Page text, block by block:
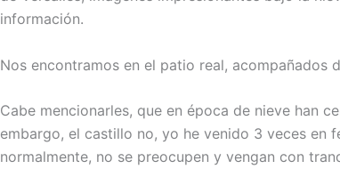
información.
Nos encontramos en el patio real, acompañados
Cabe mencionarles, que en época de nieve han
embargo, el castillo no, yo he venido 3 veces en
normalmente, no se preocupen y vengan con